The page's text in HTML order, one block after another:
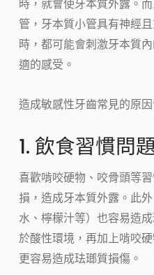
時，就會使牙本質外露。
管，牙本質小管具有神經
時，都可能會刺激牙本質
適的感受。
造成敏感性牙齒常見的原因
1. 飲食習慣問
喜歡啃咬硬物、咬骨頭等
損，造成牙本質外露。此
水、檸檬汁等）也容易造
於酸性環境，再加上啃咬
更容易造成珐瑯質損傷。